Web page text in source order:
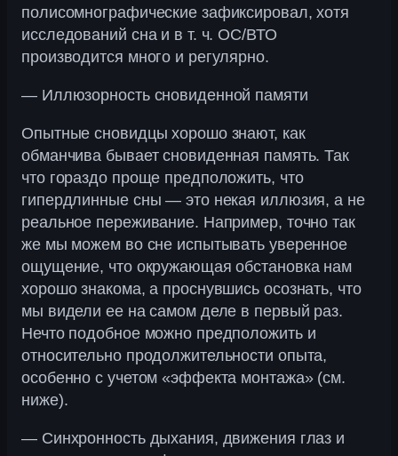
полисомнографические зафиксировал, хотя
исследований сна и в т. ч. ОС/ВТО
производится много и регулярно.
— Иллюзорность сновиденной памяти
Опытные сновидцы хорошо знают, как
обманчива бывает сновиденная память. Так
что гораздо проще предположить, что
гипердлинные сны — это некая иллюзия, а не
реальное переживание. Например, точно так
же мы можем во сне испытывать уверенное
ощущение, что окружающая обстановка нам
хорошо знакома, а проснувшись осознать, что
мы видели ее на самом деле в первый раз.
Нечто подобное можно предположить и
относительно продолжительности опыта,
особенно с учетом «эффекта монтажа» (см.
ниже).
— Синхронность дыхания, движения глаз и